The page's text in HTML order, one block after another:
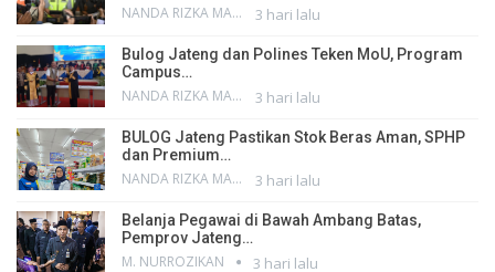
NANDA RIZKA MAHENDRA 3 hari lalu
Bulog Jateng dan Polines Teken MoU, Program
Campus…
NANDA RIZKA MAHENDRA 3 hari lalu
BULOG Jateng Pastikan Stok Beras Aman, SPHP
dan Premium…
NANDA RIZKA MAHENDRA 3 hari lalu
Belanja Pegawai di Bawah Ambang Batas,
Pemprov Jateng…
M. NURROZIKAN 3 hari lalu